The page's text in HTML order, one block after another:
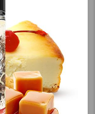
نمایش قیمت ، گزینه های
محصول را از کادر بالا انتخاب
آخرین بروزرسانی
قیمت: 13 ساعت پیش
تمامی قیمت ها بروز